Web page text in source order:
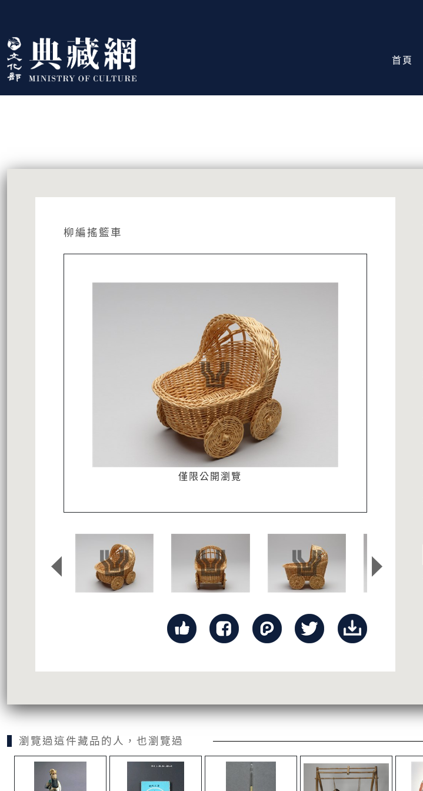
::: 首頁
柳編搖籃車
僅限公開瀏覽
瀏覽過這件藏品的人，也瀏覽過